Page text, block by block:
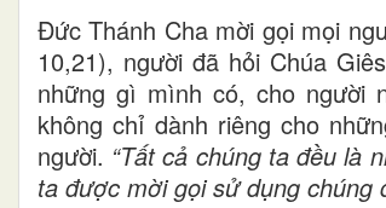
Đức Thánh Cha mời gọi mọi
10,21), người đã hỏi Chúa
những gì mình có, cho người
không chỉ dành riêng cho
người. “Tất cả chúng ta đều là
ta được mời gọi sử dụng chúng